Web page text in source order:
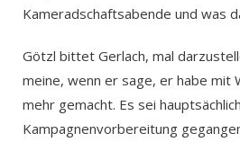
Kameradschaftsabende und was
Götzl bittet Gerlach, mal
meine, wenn er sage, er habe mit
mehr gemacht. Es sei
Kampagnenvorbereitung